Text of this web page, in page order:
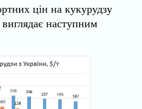
цін на кукурудзу
наступним